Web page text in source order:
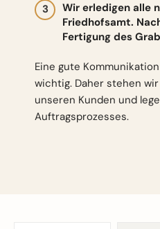
Wir erledigen alle
Friedhofsamt.
Fertigung des
Eine gute
wichtig. Daher stehen
unseren Kunden und
Auftragsprozesses.